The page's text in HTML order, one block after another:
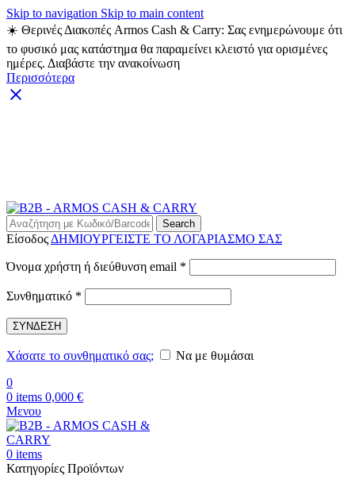
Skip to navigation Skip to main content
☀️ Θερινές Διακοπές Armos Cash & Carry: Σας ενημερώνουμε ότι
το φυσικό μας κατάστημα θα παραμείνει κλειστό για ορισμένες
ημέρες. Διαβάστε την ανακοίνωση
Περισσότερα
Search
Είσοδος ΔΗΜΙΟΥΡΓΕΙΣΤΕ ΤΟ ΛΟΓΑΡΙΑΣΜΟ ΣΑΣ
Όνομα χρήστη ή διεύθυνση email *
Συνθηματικό *
ΣΥΝΔΕΣΗ
Χάσατε το συνθηματικό σας;
Να με θυμάσαι
0
0 items 0,000 €
Μενου
0 items
Κατηγορίες Προϊόντων